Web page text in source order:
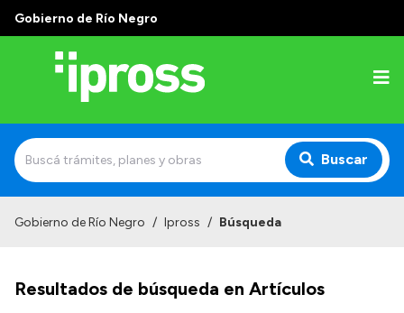
Gobierno de Río Negro
Buscar
¿Qué es IPROSS?
Gobierno de Río Negro / Ipross / Búsqueda
Resultados de búsqueda en Artículos